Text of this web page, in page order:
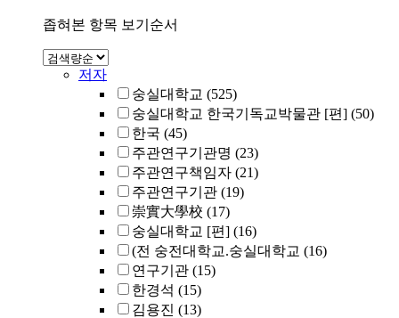
좁혀본 항목 보기순서
저자
숭실대학교 (525)
숭실대학교 한국기독교박물관 [편] (50)
한국 (45)
주관연구기관명 (23)
주관연구책임자 (21)
주관연구기관 (19)
崇實大學校 (17)
숭실대학교 [편] (16)
(전 숭전대학교.숭실대학교 (16)
연구기관 (15)
한경석 (15)
김용진 (13)